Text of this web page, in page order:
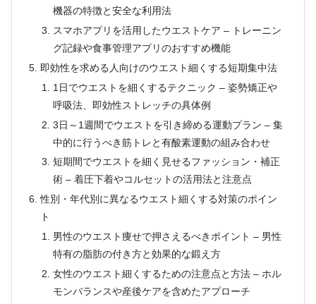
機器の特徴と安全な利用法
スマホアプリを活用したウエストケア – トレーニン
グ記録や食事管理アプリのおすすめ機能
即効性を求める人向けのウエスト細くする短期集中法
1日でウエストを細くするテクニック – 姿勢矯正や
呼吸法、即効性ストレッチの具体例
3日～1週間でウエストを引き締める運動プラン – 集
中的に行うべき筋トレと有酸素運動の組み合わせ
短期間でウエストを細く見せるファッション・補正
術 – 着圧下着やコルセットの活用法と注意点
性別・年代別に異なるウエスト細くする対策のポイン
ト
男性のウエスト痩せで押さえるべきポイント – 男性
特有の脂肪の付き方と効果的な鍛え方
女性のウエスト細くするための注意点と方法 – ホル
モンバランスや産後ケアを含めたアプローチ